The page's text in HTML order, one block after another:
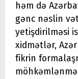
həm də
gənc nəslin
yetişdirilməsi
xidmətlər,
fikrin